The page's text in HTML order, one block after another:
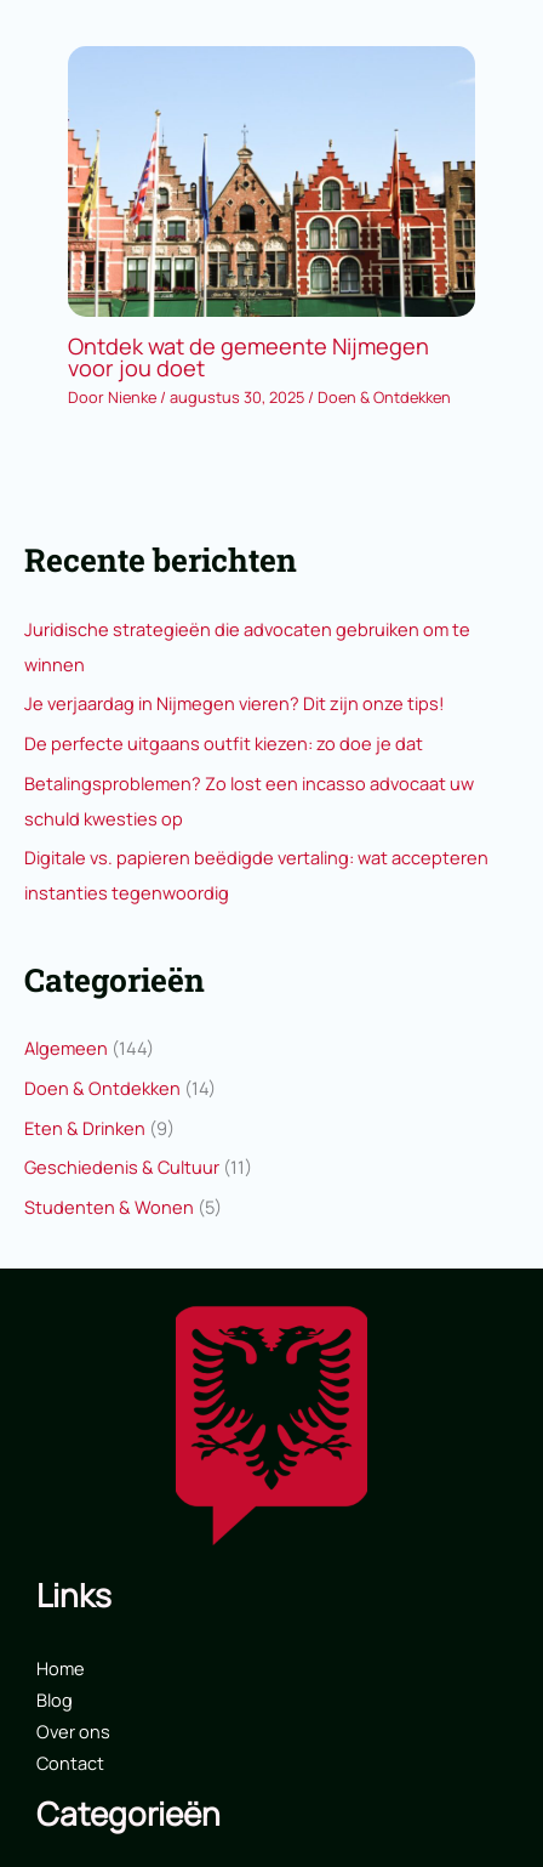
Ontdek wat de gemeente Nijmegen
voor jou doet
DoorNienke/augustus 30, 2025/Doen & Ontdekken
Recente berichten
Juridische strategieën die advocaten gebruiken om te
winnen
Je verjaardag in Nijmegen vieren? Dit zijn onze tips!
De perfecte uitgaans outfit kiezen: zo doe je dat
Betalingsproblemen? Zo lost een incasso advocaat uw
schuld kwesties op
Digitale vs. papieren beëdigde vertaling: wat accepteren
instanties tegenwoordig
Categorieën
Algemeen (144)
Doen & Ontdekken (14)
Eten & Drinken (9)
Geschiedenis & Cultuur (11)
Studenten & Wonen (5)
Links
Home
Blog
Over ons
Contact
Categorieën